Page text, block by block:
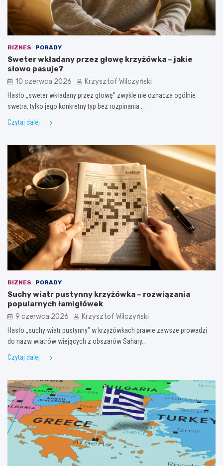
BIZNES PORADY
Sweter wkładany przez głowę krzyżówka – jakie
słowo pasuje?
10 czerwca 2026 Krzysztof Wilczyński
Hasło „sweter wkładany przez głowę” zwykle nie oznacza ogólnie
swetra, tylko jego konkretny typ bez rozpinania.…
Czytaj dalej
BIZNES PORADY
Suchy wiatr pustynny krzyżówka – rozwiązania
popularnych łamigłówek
9 czerwca 2026 Krzysztof Wilczyński
Hasło „suchy wiatr pustynny” w krzyżówkach prawie zawsze prowadzi
do nazw wiatrów wiejących z obszarów Sahary…
Czytaj dalej